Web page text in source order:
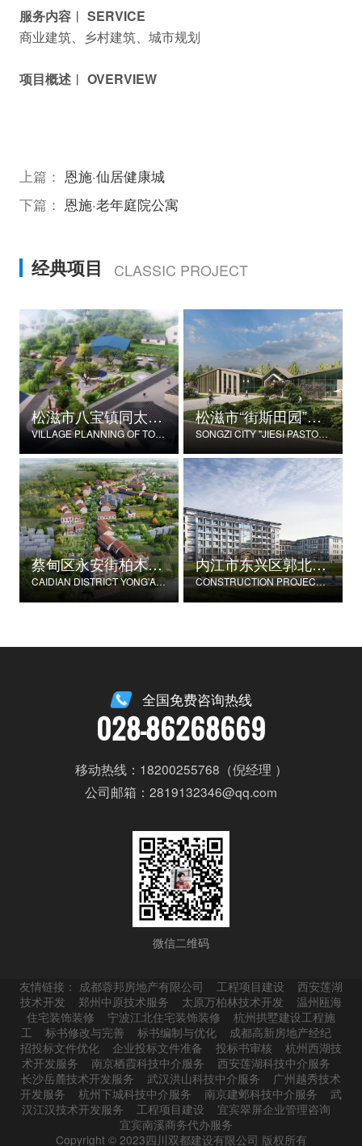
服务内容︱ SERVICE
商业建筑、乡村建筑、城市规划
项目概述︱ OVERVIEW
上篇： 恩施·仙居健康城
下篇： 恩施·老年庭院公寓
经典项目 CLASSIC PROJECT
松滋市八宝镇同太湖村村庄规划
VILLAGE PLANNING OF TONGTAIHU VILLAGE, BABAO TOWN, SONGZI CITY
松滋市“街斯田园”美丽乡村示范片建设项目
SONGZI CITY "JIESI PASTORAL" BEAUTIFUL RURAL DEMONSTRATION FILM CONSTRUCTION PROJECT
蔡甸区永安街柏木村郭家庄湾省级美丽乡村试点建设项目
CAIDIAN DISTRICT YONG'AN STREET CYPRESS VILLAGE GUOJIAZHUANG BAY PROVINCIAL BEAUTIFUL VILLAGE PILOT CONSTRUCTION PROJECT
内江市东兴区郭北养老服务中心建设项目
CONSTRUCTION PROJECT OF GUOBEI ELDERLY SERVICE CENTER IN DONGXING DISTRICT, NEIJIANG CITY
全国免费咨询热线
028-86268669
移动热线：18200255768（倪经理 ）
公司邮箱：2819132346@qq.com
微信二维码
友情链接： 成都蓉邦房地产有限公司 工程项目建设
西安莲湖
技术开发
郑州中原技术服务 太原万柏林技术开发
温州瓯海
住宅装饰装修
宁波江北住宅装饰装修
杭州拱墅建设工程施
工
标书修改与完善 标书编制与优化
成都高新房地产经纪
招投标文件优化
企业投标文件准备 投标书审核
杭州西湖技
术开发服务
南京栖霞科技中介服务
西安莲湖科技中介服务
长沙岳麓技术开发服务
武汉洪山科技中介服务
广州越秀技术
开发服务
杭州下城科技中介服务 南京建邺科技中介服务
武
汉江汉技术开发服务
工程项目建设
宜宾翠屏企业管理咨询
宜宾南溪商务代办服务
Copyright © 2023四川双都建设有限公司 版权所有